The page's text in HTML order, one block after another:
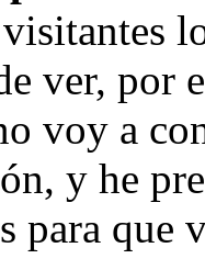
ver, por
voy a
y he
para que